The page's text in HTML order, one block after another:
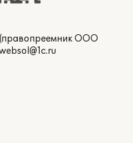
(правопреемник ООО